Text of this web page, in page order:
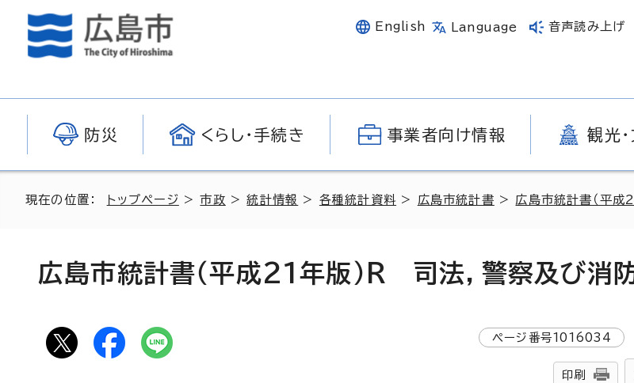
English Language 音声読み上げ
防災 くらし・手続き 事業者向け情報 観光
現在の位置： トップページ >市政 >統計情報 > 各種統計資料 > 広島市統計書 > 広島市統計書（平成
広島市統計書（平成21年版）R 司法，警察及び消
ページ番号1016034
印刷